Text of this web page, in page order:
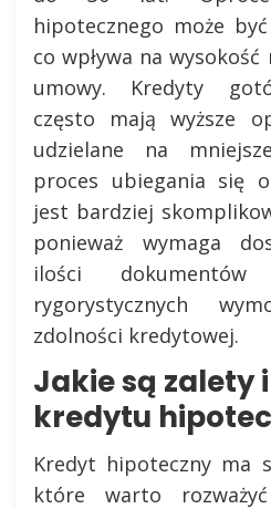
hipotecznego może
co wpływa na
umowy. Kredyty
często mają wyższe
udzielane na
proces ubiegania się
jest bardziej
ponieważ wymaga
ilości dokumentów
rygorystycznych
zdolności kredytowej.
Jakie są zalety
kredytu
Kredyt hipoteczny ma
które warto